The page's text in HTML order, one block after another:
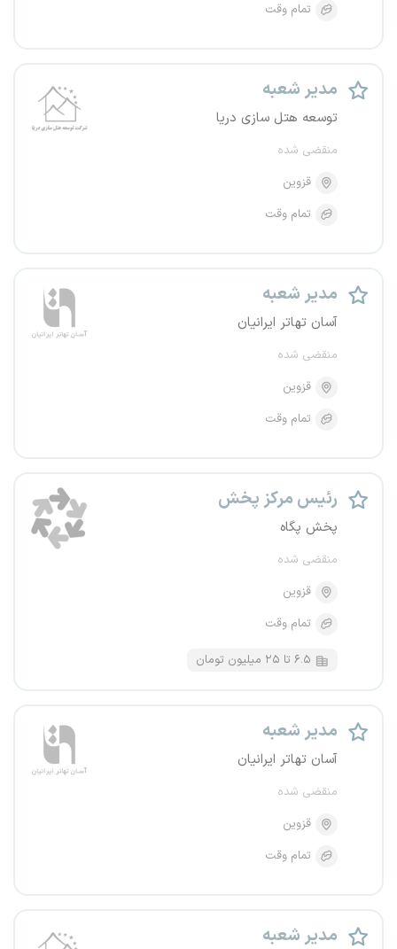
تمام وقت
مدیر شعبه
توسعه هتل سازی دریا
منقضی شده
قزوین
تمام وقت
مدیر شعبه
آسان تهاتر ایرانیان
منقضی شده
قزوین
تمام وقت
رئیس مرکز پخش
پخش پگاه
منقضی شده
قزوین
تمام وقت
۶.۵ تا ۲۵ میلیون تومان
مدیر شعبه
آسان تهاتر ایرانیان
منقضی شده
قزوین
تمام وقت
مدیر شعبه